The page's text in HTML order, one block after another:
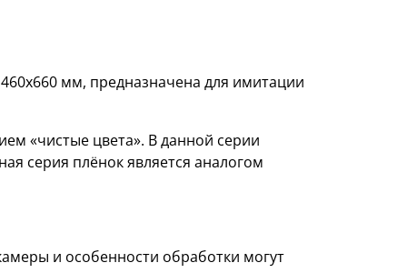
мм, предназначена для имитации
«чистые цвета». В данной серии
серия плёнок является аналогом
и особенности обработки могут